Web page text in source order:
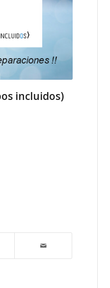
incluidos)